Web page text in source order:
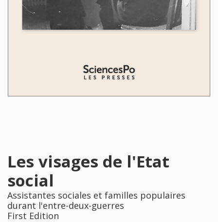
Les visages de l'Etat
social
Assistantes sociales et familles populaires
durant l'entre-deux-guerres
First Edition